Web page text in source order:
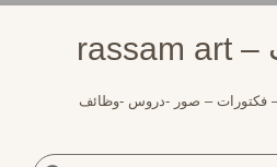
– صور -دروس -وظائف